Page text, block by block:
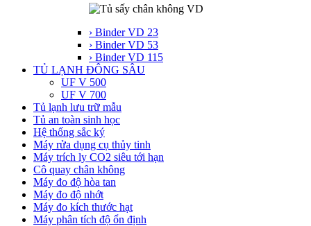
› Binder VD 23
› Binder VD 53
› Binder VD 115
TỦ LẠNH ĐÔNG SÂU
UF V 500
UF V 700
Tủ lạnh lưu trữ mẫu
Tủ an toàn sinh học
Hệ thống sắc ký
Máy rửa dụng cụ thủy tinh
Máy trích ly CO2 siêu tới hạn
Cô quay chân không
Máy đo độ hòa tan
Máy đo độ nhớt
Máy đo kích thước hạt
Máy phân tích độ ổn định